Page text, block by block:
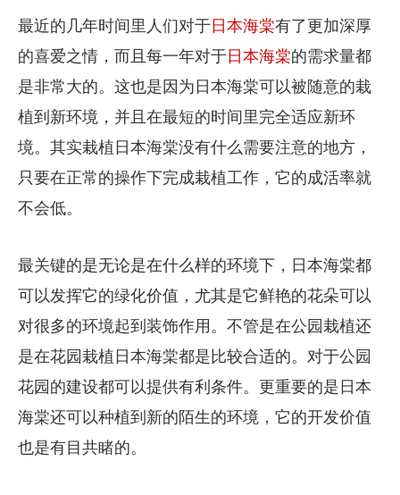
最近的几年时间里人们对于日本海棠有了更加深厚
的喜爱之情，而且每一年对于日本海棠的需求量都
是非常大的。这也是因为日本海棠可以被随意的栽
植到新环境，并且在最短的时间里完全适应新环
境。其实栽植日本海棠没有什么需要注意的地方，
只要在正常的操作下完成栽植工作，它的成活率就
不会低。
最关键的是无论是在什么样的环境下，日本海棠都
可以发挥它的绿化价值，尤其是它鲜艳的花朵可以
对很多的环境起到装饰作用。不管是在公园栽植还
是在花园栽植日本海棠都是比较合适的。对于公园
花园的建设都可以提供有利条件。更重要的是日本
海棠还可以种植到新的陌生的环境，它的开发价值
也是有目共睹的。